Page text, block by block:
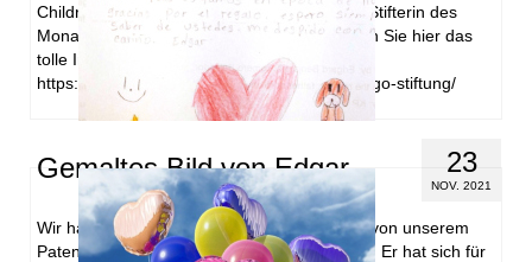
Children, ist von „Stiftung Hilfe mit Plan“ zur Stifterin des
Monats November auserwählt worden. Lesen Sie hier das
tolle Interview:
https://www.plan.de/stiftung/2021/11/22/dialego-stiftung/
23
NOV. 2021
Gemaltes Bild von Edgar
Wir haben einen Brief und ein gemaltes Bild von unserem
Patenkind Edgar erhalten. Edgar geht es gut. Er hat sich für